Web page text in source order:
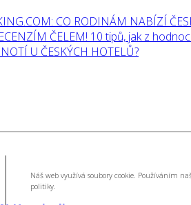
Náš web využívá soubory cookie. Používáním
politiky.
CO RODINÁM NABÍZÍ
ČELEM! 10 tipů, jak z
U ČESKÝCH HOTELŮ?